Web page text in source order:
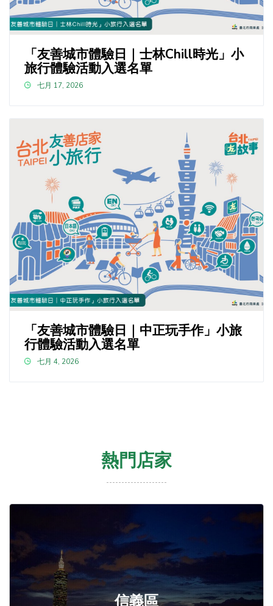
「友善城市體驗日｜士林Chill時光」小
旅行體驗活動入選名單
七月 17, 2026
「友善城市體驗日｜中正玩手作」小旅
行體驗活動入選名單
七月 4, 2026
熱門店家
信義區